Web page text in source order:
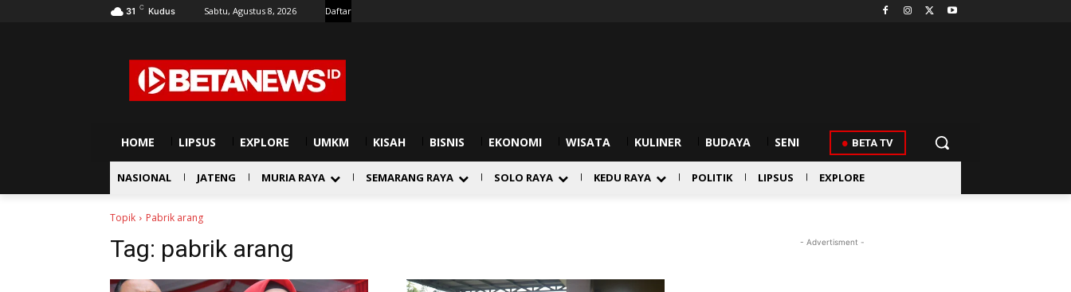
31 C Kudus Sabtu, Agustus 8, 2026 Daftar
HOME LIPSUS EXPLORE UMKM KISAH BISNIS EKONOMI WISATA KULINER BUDAYA SENI BETA TV
NASIONAL JATENG MURIA RAYA SEMARANG RAYA SOLO RAYA KEDU RAYA POLITIK LIPSUS EXPLORE
Topik Pabrik arang
Tag: pabrik arang - Advertisment -